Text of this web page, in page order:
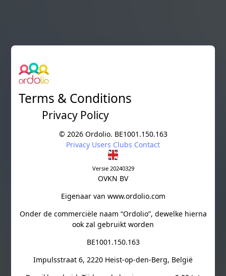
Terms & Conditions
Privacy Policy
© 2026Ordolio. BE1001.150.163
Privacy Users Clubs Contact
Versie 20240329
OVKN BV
Eigenaar van www.ordolio.com
Onder de commerciële naam “Ordolio”, dewelke hierna
ook zal gebruikt worden
BE1001.150.163
Impulsstraat 6, 2220 Heist-op-den-Berg, België